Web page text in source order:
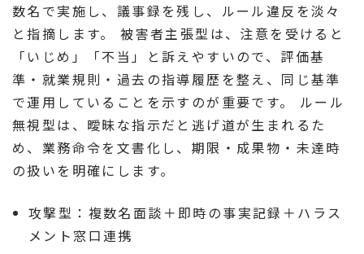
数名で実施し、議事録を残し、ルール違反を淡々
と指摘します。 被害者主張型は、注意を受けると
「いじめ」「不当」と訴えやすいので、評価基
準・就業規則・過去の指導履歴を整え、同じ基準
で運用していることを示すのが重要です。 ルール
無視型は、曖昧な指示だと逃げ道が生まれるた
め、業務命令を文書化し、期限・成果物・未達時
の扱いを明確にします。
攻撃型：複数名面談＋即時の事実記録＋ハラス
メント窓口連携